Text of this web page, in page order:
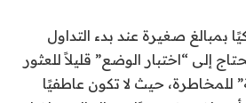
بمبالغ صغيرة عند بدء التداول
إلى “اختبار الوضع” قليلاً للعثور
للمخاطرة، حيث لا تكون عاطفيًا